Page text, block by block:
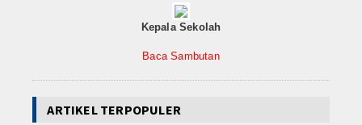
Eraport
Miso Medis
Kepala Sekolah
Baca Sambutan
ARTIKEL TERPOPULER